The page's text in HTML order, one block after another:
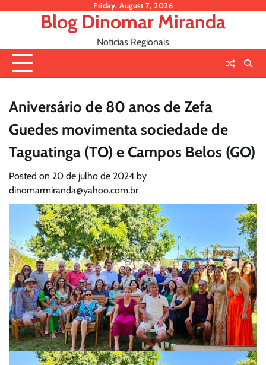
Friday, August 7, 2026
Blog Dinomar Miranda
Notícias Regionais
Aniversário de 80 anos de Zefa
Guedes movimenta sociedade de
Taguatinga (TO) e Campos Belos (GO)
Posted on 20 de julho de 2024 by
dinomarmiranda@yahoo.com.br